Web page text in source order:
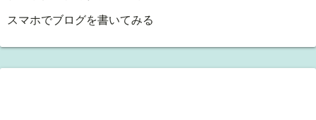
スマホでブログを書いてみる